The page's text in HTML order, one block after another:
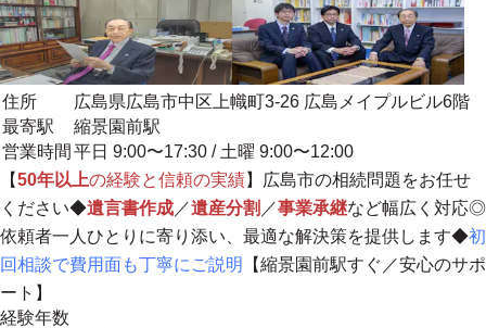
住所
広島県広島市中区上幟町3-26 広島メイプルビル6階
最寄駅
縮景園前駅
営業時間 平日 9:00〜17:30 / 土曜 9:00〜12:00
【50年以上の経験と信頼の実績】広島市の相続問題をお任せ
ください◆遺言書作成 ／遺産分割 ／事業承継など幅広く対応◎
依頼者一人ひとりに寄り添い、最適な解決策を提供します◆初
回相談で費用面も丁寧にご説明
【縮景園前駅すぐ／安心のサポ
ート】
経験年数